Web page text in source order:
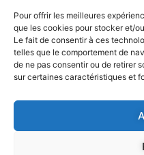
Pour offrir les meilleures
que les cookies pour stocker et/
Le fait de consentir à ces
telles que le comportement de
de ne pas consentir ou de retirer
sur certaines caractéristiques et
© 2026 FLO &